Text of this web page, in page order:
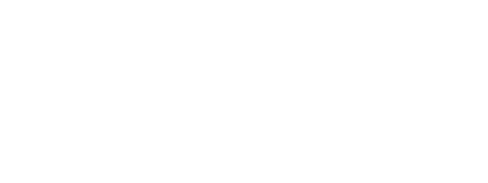
novedades del mercado de La Liga